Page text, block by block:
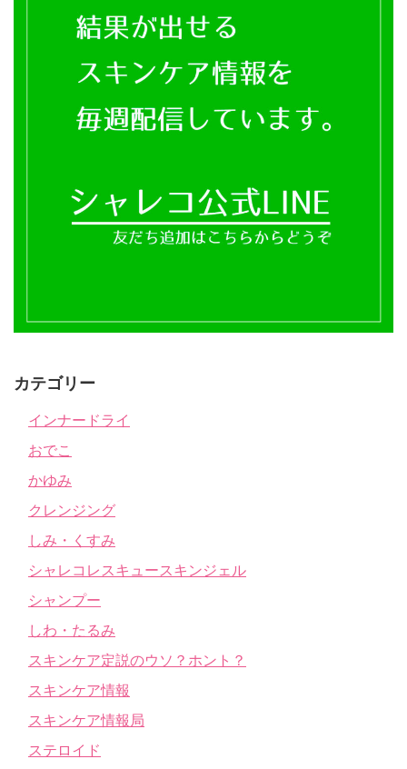
カテゴリー
インナードライ
おでこ
かゆみ
クレンジング
しみ・くすみ
シャレコレスキュースキンジェル
シャンプー
しわ・たるみ
スキンケア定説のウソ？ホント？
スキンケア情報
スキンケア情報局
ステロイド